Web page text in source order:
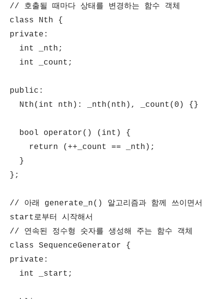
// 호출될 때마다 상태를 변경하는 함수 객체
class Nth {
private:
int _nth;
int _count;
public:
Nth(int nth): _nth(nth), _count(0) {}
bool operator() (int) {
return (++_count == _nth);
}
};
// 아래 generate_n() 알고리즘과 함께 쓰이면서
start로부터 시작해서
// 연속된 정수형 숫자를 생성해 주는 함수 객체
class SequenceGenerator {
private:
int _start;